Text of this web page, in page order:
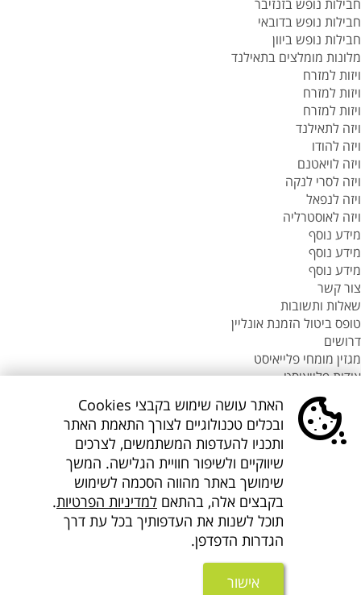
חבילות נופש בזנזיבר
חבילות נופש בדובאי
חבילות נופש ביוון
מלונות מומלצים בתאילנד
ויזות למזרח
ויזות למזרח
ויזות למזרח
ויזה לתאילנד
ויזה להודו
ויזה לויאטנם
ויזה לסרי לנקה
ויזה לנפאל
ויזה לאוסטרליה
מידע נוסף
מידע נוסף
מידע נוסף
צור קשר
שאלות ותשובות
טופס ביטול הזמנת אונליין
דרושים
מגזין מומחי פלייאיסט
אודות פלייאיסט
סניפי flyeast בעולם
סניפי flyeast בעולם
סניף flyeast תאילנד
הצהרת מדיניות ופרטיות
הצהרת נגישות
About us flyeast english
האתר עושה שימוש בקבצי Cookies
ובכלים טכנולוגיים לצורך התאמת האתר
ותכניו להעדפות המשתמשים, לצרכים
שיווקיים ולשיפור חוויית הגלישה. המשך
שימושך באתר מהווה הסכמה לשימוש
בקבצים אלה, בהתאם למדיניות הפרטיות.
תוכל לשנות את העדפותיך בכל עת דרך
הגדרות הדפדפן.
אישור